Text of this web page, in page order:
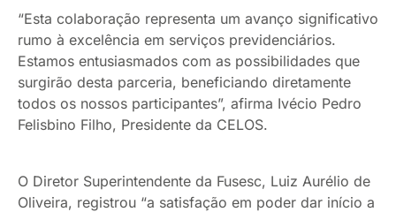
“Esta colaboração representa um avanço significativo
rumo à excelência em serviços previdenciários.
Estamos entusiasmados com as possibilidades que
surgirão desta parceria, beneficiando diretamente
todos os nossos participantes”, afirma Ivécio Pedro
Felisbino Filho, Presidente da CELOS.
O Diretor Superintendente da Fusesc, Luiz Aurélio de
Oliveira, registrou “a satisfação em poder dar início a